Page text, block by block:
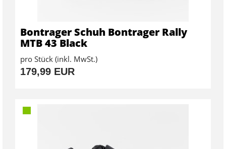
Bontrager Schuh Bontrager Rally
MTB 43 Black
pro Stück (inkl. MwSt.)
179,99 EUR